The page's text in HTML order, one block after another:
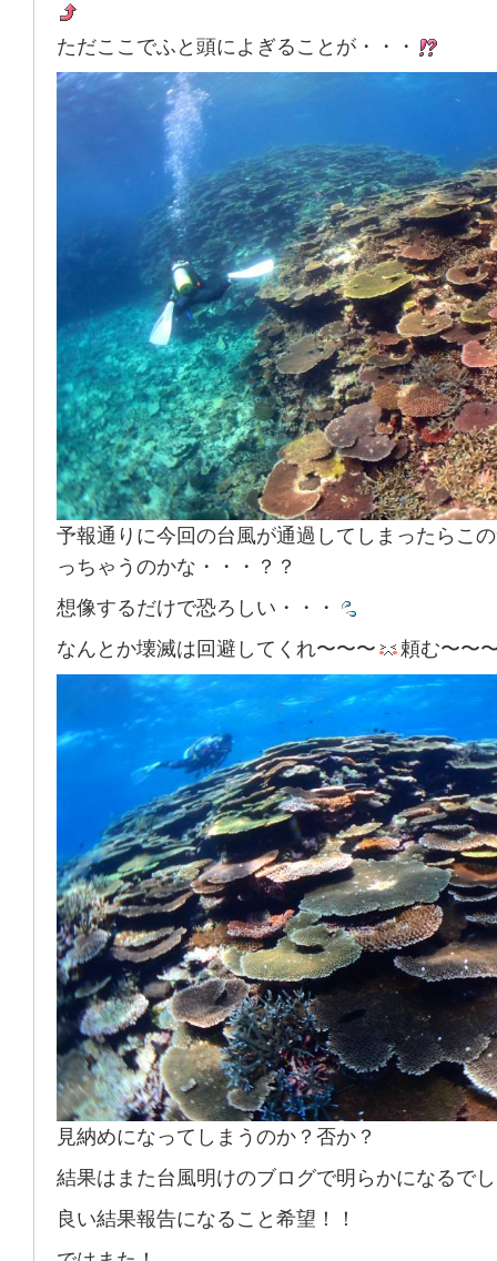
ただここでふと頭によぎることが・・・
予報通りに今回の台風が通過してしまったらこ
っちゃうのかな・・・？？
想像するだけで恐ろしい・・・
なんとか壊滅は回避してくれ〜〜〜
頼む〜〜
見納めになってしまうのか？否か？
結果はまた台風明けのブログで明らかになるで
良い結果報告になること希望！！